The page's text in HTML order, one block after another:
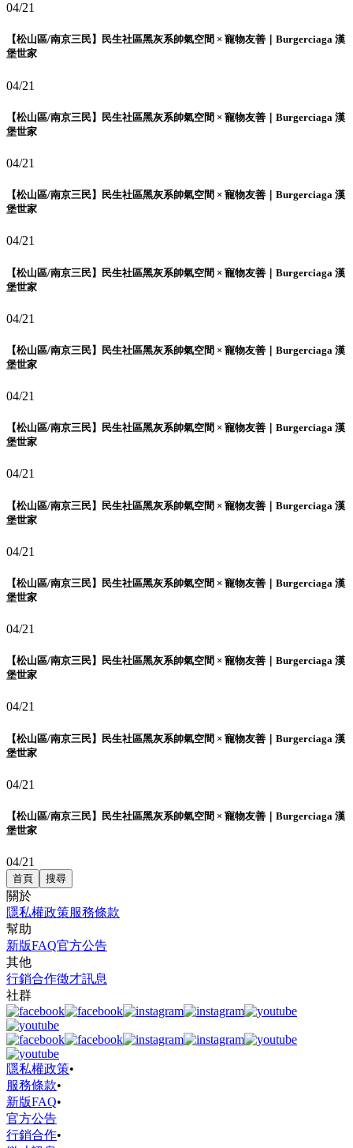
04/21
【松山區/南京三民】民生社區黑灰系帥氣空間 × 寵物友善｜Burgerciaga 漢
堡世家
04/21
【松山區/南京三民】民生社區黑灰系帥氣空間 × 寵物友善｜Burgerciaga 漢
堡世家
04/21
【松山區/南京三民】民生社區黑灰系帥氣空間 × 寵物友善｜Burgerciaga 漢
堡世家
04/21
【松山區/南京三民】民生社區黑灰系帥氣空間 × 寵物友善｜Burgerciaga 漢
堡世家
04/21
【松山區/南京三民】民生社區黑灰系帥氣空間 × 寵物友善｜Burgerciaga 漢
堡世家
04/21
【松山區/南京三民】民生社區黑灰系帥氣空間 × 寵物友善｜Burgerciaga 漢
堡世家
04/21
【松山區/南京三民】民生社區黑灰系帥氣空間 × 寵物友善｜Burgerciaga 漢
堡世家
04/21
【松山區/南京三民】民生社區黑灰系帥氣空間 × 寵物友善｜Burgerciaga 漢
堡世家
04/21
【松山區/南京三民】民生社區黑灰系帥氣空間 × 寵物友善｜Burgerciaga 漢
堡世家
04/21
【松山區/南京三民】民生社區黑灰系帥氣空間 × 寵物友善｜Burgerciaga 漢
堡世家
04/21
【松山區/南京三民】民生社區黑灰系帥氣空間 × 寵物友善｜Burgerciaga 漢
堡世家
04/21
首頁 搜尋
關於
隱私權政策服務條款
幫助
新版FAQ官方公告
其他
行銷合作徵才訊息
社群
隱私權政策•
服務條款•
新版FAQ•
官方公告
行銷合作•